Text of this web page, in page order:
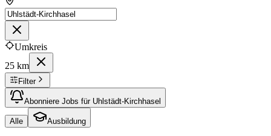
Umkreis
25 km
Filter
Abonniere Jobs für Uhlstädt-Kirchhasel
Alle Ausbildung